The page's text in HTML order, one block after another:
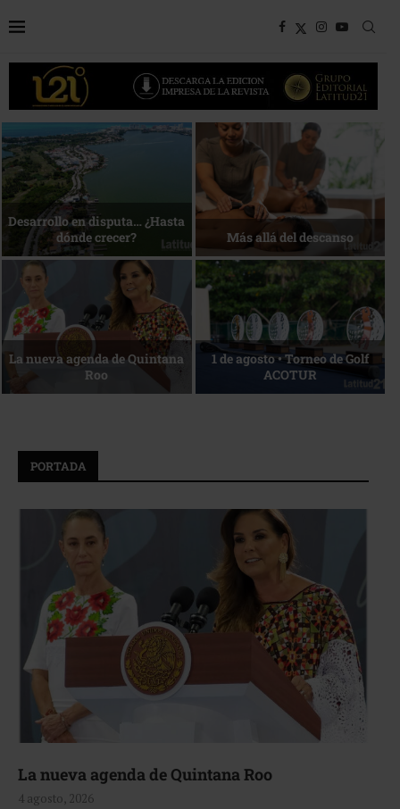
Bottega, un viaje servido a la
mesa
Energía que Impulsa la
competitividad
Reconocimiento de viajeros La esencia del servicio
PORTADA
La nueva agenda de Quintana Roo
4 agosto, 2026